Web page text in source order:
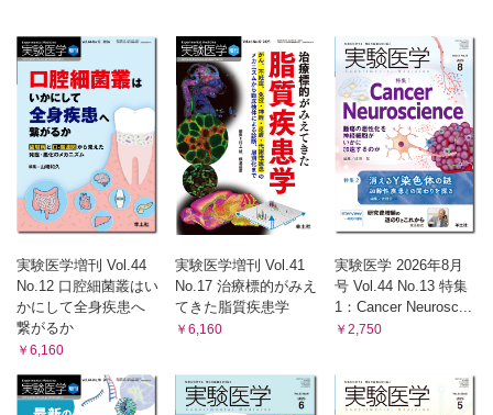
実験医学増刊 Vol.44
No.12 口腔細菌叢はい
かにして全身疾患へ
繋がるか
￥6,160
実験医学増刊 Vol.41
No.17 治療標的がみえ
てきた脂質疾患学
￥6,160
実験医学 2026年8月
号 Vol.44 No.13 特集
1：Cancer Neurosc...
￥2,750